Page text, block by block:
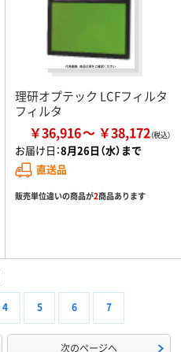
理研オプテック LCFフィルタ
フィルタ
￥36,916 ￥38,172
お届け日：8月26日（水）まで
直送品
販売単位違いの商品が2商品あります
4 5 6 7
次のページへ